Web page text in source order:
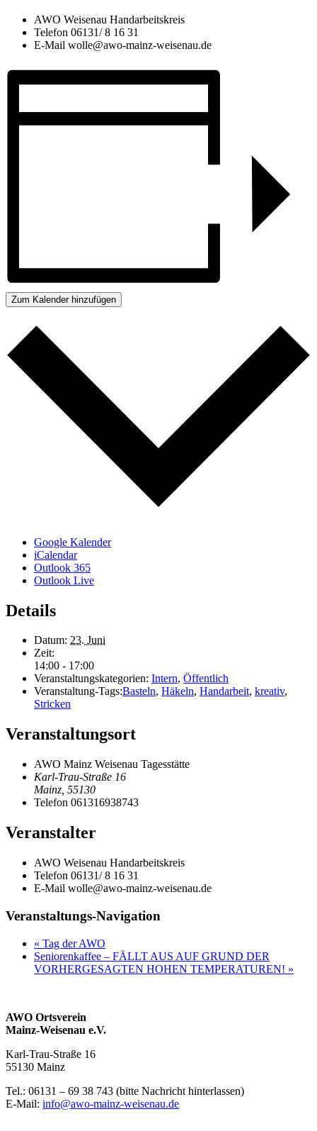
AWO Weisenau Handarbeitskreis
Telefon 06131/ 8 16 31
E-Mail wolle@awo-mainz-weisenau.de
Zum Kalender hinzufügen
Google Kalender
iCalendar
Outlook 365
Outlook Live
Details
Datum: 23. Juni
Zeit:
14:00 - 17:00
Veranstaltungskategorien: Intern, Öffentlich
Veranstaltung-Tags:Basteln, Häkeln, Handarbeit, kreativ,
Stricken
Veranstaltungsort
AWO Mainz Weisenau Tagesstätte
Karl-Trau-Straße 16
Mainz 55130
Telefon 061316938743
Veranstalter
AWO Weisenau Handarbeitskreis
Telefon 06131/ 8 16 31
E-Mail wolle@awo-mainz-weisenau.de
Veranstaltungs-Navigation
« Tag der AWO
Seniorenkaffee – FÄLLT AUS AUF GRUND DER
VORHERGESAGTEN HOHEN TEMPERATUREN! »
AWO Ortsverein
Mainz-Weisenau e.V.
Karl-Trau-Straße 16
55130 Mainz
Tel.: 06131 – 69 38 743 (bitte Nachricht hinterlassen)
E-Mail: info@awo-mainz-weisenau.de